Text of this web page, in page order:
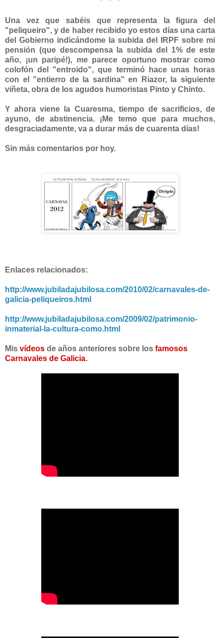
Una vez que sabéis que representa la figura del
"peliqueiro", y de haber recibido yo estos días una carta
del Gobierno indicándome la subida del IRPF sobre mi
pensión (que descompensa la subida del 1% de este
año, ¡un paripé!), me parece oportuno mostrar como
colofón del "entroido", que terminó hace unas horas
con el "entierro de la sardina" en Riazor, la siguiente
viñeta, obra de los agudos humoristas Pinto y Chinto.
Y ahora viene la Cuaresma, tiempo de sacrificios, de
ayuno, de abstinencia. ¡Me temo que para muchos,
desgraciadamente, va a durar más de cuarenta días!
Sin más comentarios por hoy.
Enlaces relacionados:
http://www.jubiladajubilosa.com/2010/02/carnavales-de-
galicia-peliqueiros.html
http://www.jubiladajubilosa.com/2009/02/patrimonio-
inmaterial-la-cultura-como.html
Mis vídeos de años anteriores sobre los famosos
Carnavales de Galicia.